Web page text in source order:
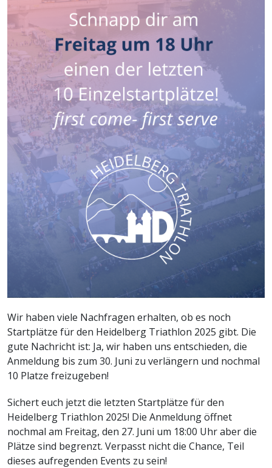
Wir haben viele Nachfragen erhalten, ob es noch
Startplätze für den Heidelberg Triathlon 2025 gibt. Die
gute Nachricht ist: Ja, wir haben uns entschieden, die
Anmeldung bis zum 30. Juni zu verlängern und nochmal
10 Platze freizugeben!
Sichert euch jetzt die letzten Startplätze für den
Heidelberg Triathlon 2025! Die Anmeldung öffnet
nochmal am Freitag, den 27. Juni um 18:00 Uhr aber die
Plätze sind begrenzt. Verpasst nicht die Chance, Teil
dieses aufregenden Events zu sein!